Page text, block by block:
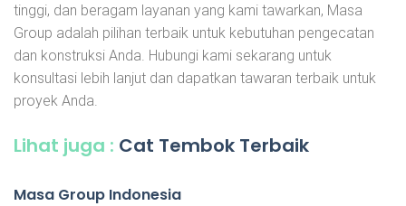
tinggi, dan beragam layanan yang kami tawarkan, Masa
Group adalah pilihan terbaik untuk kebutuhan pengecatan
dan konstruksi Anda. Hubungi kami sekarang untuk
konsultasi lebih lanjut dan dapatkan tawaran terbaik untuk
proyek Anda.
Lihat juga : Cat Tembok Terbaik
Masa Group Indonesia